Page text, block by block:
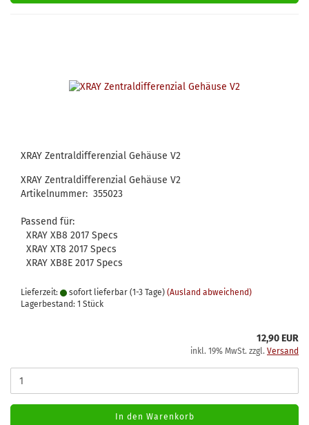
XRAY Zentraldifferenzial Gehäuse V2
XRAY Zentraldifferenzial Gehäuse V2
Artikelnummer: 355023
Passend für:
XRAY XB8 2017 Specs
XRAY XT8 2017 Specs
XRAY XB8E 2017 Specs
Lieferzeit: sofort lieferbar (1-3 Tage) (Ausland abweichend)
Lagerbestand: 1 Stück
12,90 EUR
inkl. 19% MwSt. zzgl. Versand
In den Warenkorb